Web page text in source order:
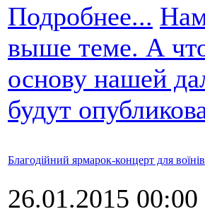
Подробнее...
выше теме. А
основу нашей
будут
Благодійний ярмарок-концерт для
26.01.2015 00:00